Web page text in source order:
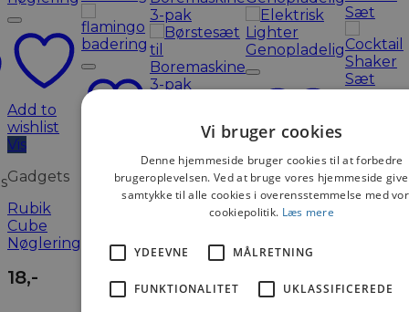
Add to
wishlist
Vis
Gadgets
Rubik
Cube
Nøglering
18,-
Ikke på
Gadgets
Flamingo
badering
Vis
Fritid
Add to
wishlist
Vis
Boligtilbehør
Elektrisk
Add to
wishlist
Shaker
Vi bruger cookies
Denne hjemmeside bruger cookies til at forbedre
brugeroplevelsen. Ved at bruge vores hjemmeside
samtykke til alle cookies i overensstemmelse med
cookiepolitik. Læs mere
YDEEVNE MÅLRETNING
FUNKTIONALITET UKLASSIFICEREDE